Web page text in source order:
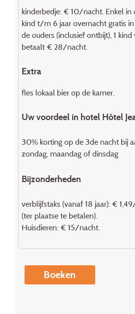
kinderbedje: € 10/nacht. Enkel in
kind t/m 6 jaar overnacht gratis
de ouders (inclusief ontbijt), 1
betaalt € 28/nacht.
Extra
fles lokaal bier op de kamer.
Uw voordeel in hotel Hôtel
30% korting op de 3de nacht bij
zondag, maandag of dinsdag
Bijzonderheden
verblijfstaks (vanaf 18 jaar): €
(ter plaatse te betalen).
Huisdieren: € 15/nacht.
Boeken